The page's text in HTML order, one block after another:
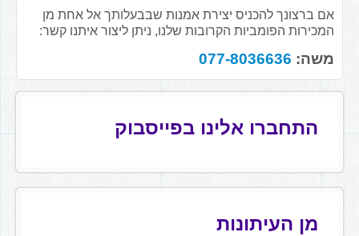
אם ברצונך להכניס יצירת אמנות שבבעלותך אל אחת מן
המכירות הפומביות הקרובות שלנו, ניתן ליצור איתנו קשר:
משה: 077-8036636
התחברו אלינו בפייסבוק
מן העיתונות